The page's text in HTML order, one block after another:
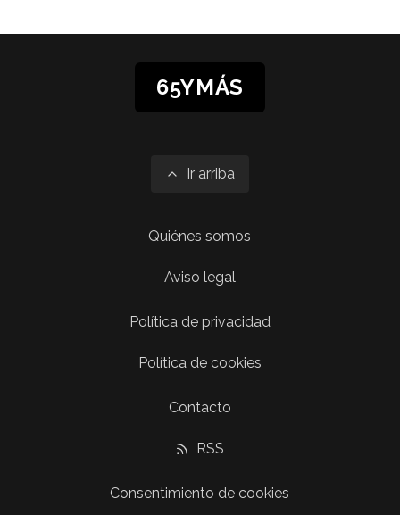
65YMÁS
Ir arriba
Quiénes somos
Aviso legal
Política de privacidad
Política de cookies
Contacto
RSS
Consentimiento de cookies